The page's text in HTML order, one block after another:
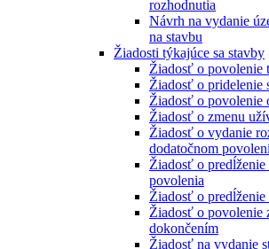
rozhodnutia
Návrh na vydanie
na stavbu
Žiadosti týkajúce sa stavby
Žiadosť o povolenie
Žiadosť o pridelenie
Žiadosť o povolenie
Žiadosť o zmenu
Žiadosť o vydanie
dodatočnom
Žiadosť o predĺženie
povolenia
Žiadosť o
Žiadosť o povolenie
dokončením
Žiadosť na vydanie